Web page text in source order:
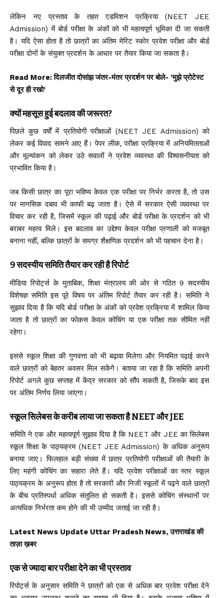
लेकिन नए प्रस्ताव के तहत एडमिशन प्रक्रिया (NEET JEE
Admission) में बोर्ड परीक्षा के अंकों को भी महत्वपूर्ण भूमिका दी जा सकती
है। यदि ऐसा होता है तो छात्रों का अंतिम मेरिट स्कोर प्रवेश परीक्षा और बोर्ड
परीक्षा दोनों के संयुक्त प्रदर्शन के आधार पर तैयार किया जा सकता है।
Read More:दिलजीत दोसांझ जंतर-मंतर प्रदर्शन पर बोले- ‘मुझे प्रोटेस्ट
से दूर ही रखो’
क्यों महसूस हुई बदलाव की जरूरत?
पिछले कुछ वर्षों में प्रतियोगी परीक्षाओं (NEET JEE Admission) को
लेकर कई विवाद सामने आए हैं। पेपर लीक, परीक्षा प्रक्रिया में अनियमितताओं
और मूल्यांकन को लेकर उठे सवालों ने प्रवेश व्यवस्था की विश्वसनीयता को
प्रभावित किया है।
जब किसी छात्र का पूरा भविष्य केवल एक परीक्षा पर निर्भर करता है, तो उस
पर मानसिक दबाव भी काफी बढ़ जाता है। ऐसे में सरकार ऐसी व्यवस्था पर
विचार कर रही है, जिसमें स्कूल की पढ़ाई और बोर्ड परीक्षा के प्रदर्शन को भी
बराबर महत्व मिले। इस बदलाव का उद्देश्य केवल परीक्षा प्रणाली को मजबूत
बनाना नहीं, बल्कि छात्रों के समग्र शैक्षणिक प्रदर्शन को भी पहचान देना है।
9 सदस्यीय समिति तैयार कर रही है रिपोर्ट
मीडिया रिपोर्ट्स के मुताबिक, शिक्षा मंत्रालय की ओर से गठित 9 सदस्यीय
विशेषज्ञ समिति इस पूरे विषय पर अंतिम रिपोर्ट तैयार कर रही है। समिति ने
सुझाव दिया है कि यदि बोर्ड परीक्षा के अंकों को प्रवेश प्रक्रिया में शामिल किया
जाता है तो छात्रों का फोकस केवल कोचिंग या एक परीक्षा तक सीमित नहीं
रहेगा।
इससे स्कूल शिक्षा की गुणवत्ता को भी बढ़ावा मिलेगा और नियमित पढ़ाई करने
वाले छात्रों को बेहतर अवसर मिल सकेंगे। बताया जा रहा है कि समिति अपनी
रिपोर्ट अगले कुछ सप्ताह में केंद्र सरकार को सौंप सकती है, जिसके बाद इस
पर अंतिम निर्णय लिया जाएगा।
स्कूल सिलेबस के करीब लाया जा सकता है NEET और JEE
समिति ने एक और महत्वपूर्ण सुझाव दिया है कि NEET और JEE का सिलेबस
स्कूल शिक्षा के पाठ्यक्रम (NEET JEE Admission) के अधिक अनुरूप
बनाया जाए। फिलहाल बड़ी संख्या में छात्र प्रतियोगी परीक्षाओं की तैयारी के
लिए महंगी कोचिंग का सहारा लेते हैं। यदि प्रवेश परीक्षाओं का स्तर स्कूल
पाठ्यक्रम के अनुरूप होता है तो सरकारी और निजी स्कूलों में पढ़ने वाले छात्रों
के बीच प्रतिस्पर्धा अधिक संतुलित हो सकती है। इससे कोचिंग संस्थानों पर
अत्यधिक निर्भरता कम होने की भी उम्मीद जताई जा रही है।
Latest News Update Uttar Pradesh News, उत्तराखंड की
ताज़ा ख़बर
एक से ज्यादा बार परीक्षा देने का भी प्रस्ताव
रिपोर्ट्स के अनुसार समिति ने छात्रों को एक से अधिक बार प्रवेश परीक्षा देने